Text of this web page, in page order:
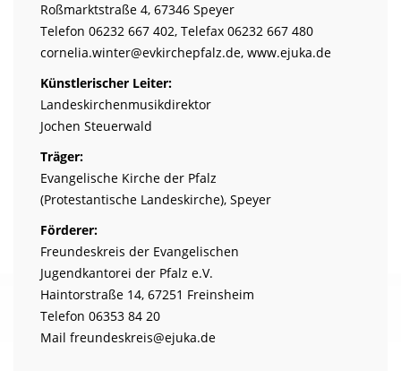
Roßmarktstraße 4, 67346 Speyer
Telefon 06232 667 402, Telefax 06232 667 480
cornelia.winter@evkirchepfalz.de, www.ejuka.de
Künstlerischer Leiter:
Landeskirchenmusikdirektor
Jochen Steuerwald
Träger:
Evangelische Kirche der Pfalz
(Protestantische Landeskirche), Speyer
Förderer:
Freundeskreis der Evangelischen
Jugendkantorei der Pfalz e.V.
Haintorstraße 14, 67251 Freinsheim
Telefon 06353 84 20
Mail freundeskreis@ejuka.de